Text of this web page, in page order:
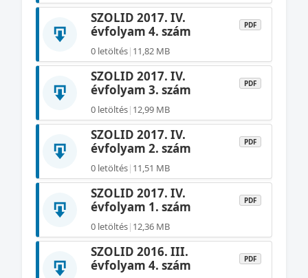
SZOLID 2017. IV.
évfolyam 4. szám
PDF
0 letöltés| 11,82 MB
SZOLID 2017. IV.
évfolyam 3. szám
PDF
0 letöltés| 12,99 MB
SZOLID 2017. IV.
évfolyam 2. szám
PDF
0 letöltés| 11,51 MB
SZOLID 2017. IV.
évfolyam 1. szám
PDF
0 letöltés| 12,36 MB
SZOLID 2016. III.
évfolyam 4. szám
PDF